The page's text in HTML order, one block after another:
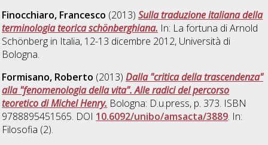
Finocchiaro, Francesco (2013)Sulla traduzione italiana della
terminologia teorica schönberghiana. In: La fortuna di Arnold
Schönberg in Italia, 12-13 dicembre 2012, Università di
Bologna.
Formisano, Roberto (2013)Dalla "critica della trascendenza"
alla "fenomenologia della vita". Alle radici del percorso
teoretico di Michel Henry. Bologna: D.u.press, p. 373. ISBN
9788895451565. DOI 10.6092/unibo/amsacta/3889. In:
Filosofia (2).